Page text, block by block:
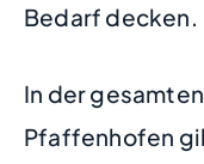
Bedarf decken.
In der
Pfaffenhofen